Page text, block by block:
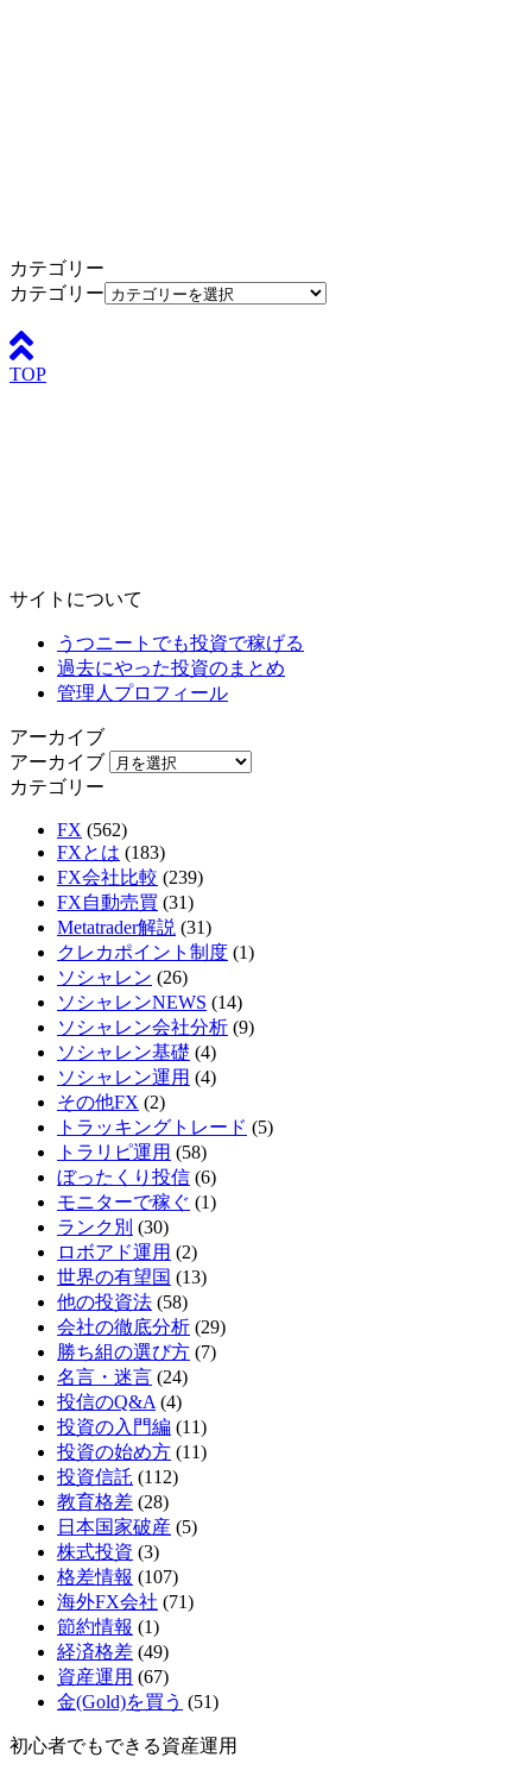
カテゴリー
カテゴリー
TOP
サイトについて
うつニートでも投資で稼げる
過去にやった投資のまとめ
管理人プロフィール
アーカイブ
アーカイブ
カテゴリー
FX (562)
FXとは (183)
FX会社比較 (239)
FX自動売買 (31)
Metatrader解説 (31)
クレカポイント制度 (1)
ソシャレン (26)
ソシャレンNEWS (14)
ソシャレン会社分析 (9)
ソシャレン基礎 (4)
ソシャレン運用 (4)
その他FX (2)
トラッキングトレード (5)
トラリピ運用 (58)
ぼったくり投信 (6)
モニターで稼ぐ (1)
ランク別 (30)
ロボアド運用 (2)
世界の有望国 (13)
他の投資法 (58)
会社の徹底分析 (29)
勝ち組の選び方 (7)
名言・迷言 (24)
投信のQ&A (4)
投資の入門編 (11)
投資の始め方 (11)
投資信託 (112)
教育格差 (28)
日本国家破産 (5)
株式投資 (3)
格差情報 (107)
海外FX会社 (71)
節約情報 (1)
経済格差 (49)
資産運用 (67)
金(Gold)を買う (51)
初心者でもできる資産運用